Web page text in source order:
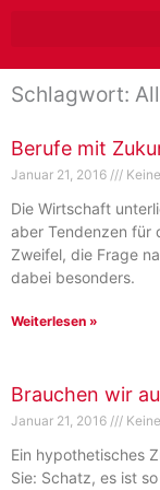
springen
Schlagwort:
Berufe mit
Januar 21, 2016
Die Wirtschaft
aber Tendenzen für
Zweifel, die Frage
dabei besonders.
Weiterlesen »
Brauchen wir
Januar 21, 2016
Ein hypothetisches
Sie: Schatz, es ist